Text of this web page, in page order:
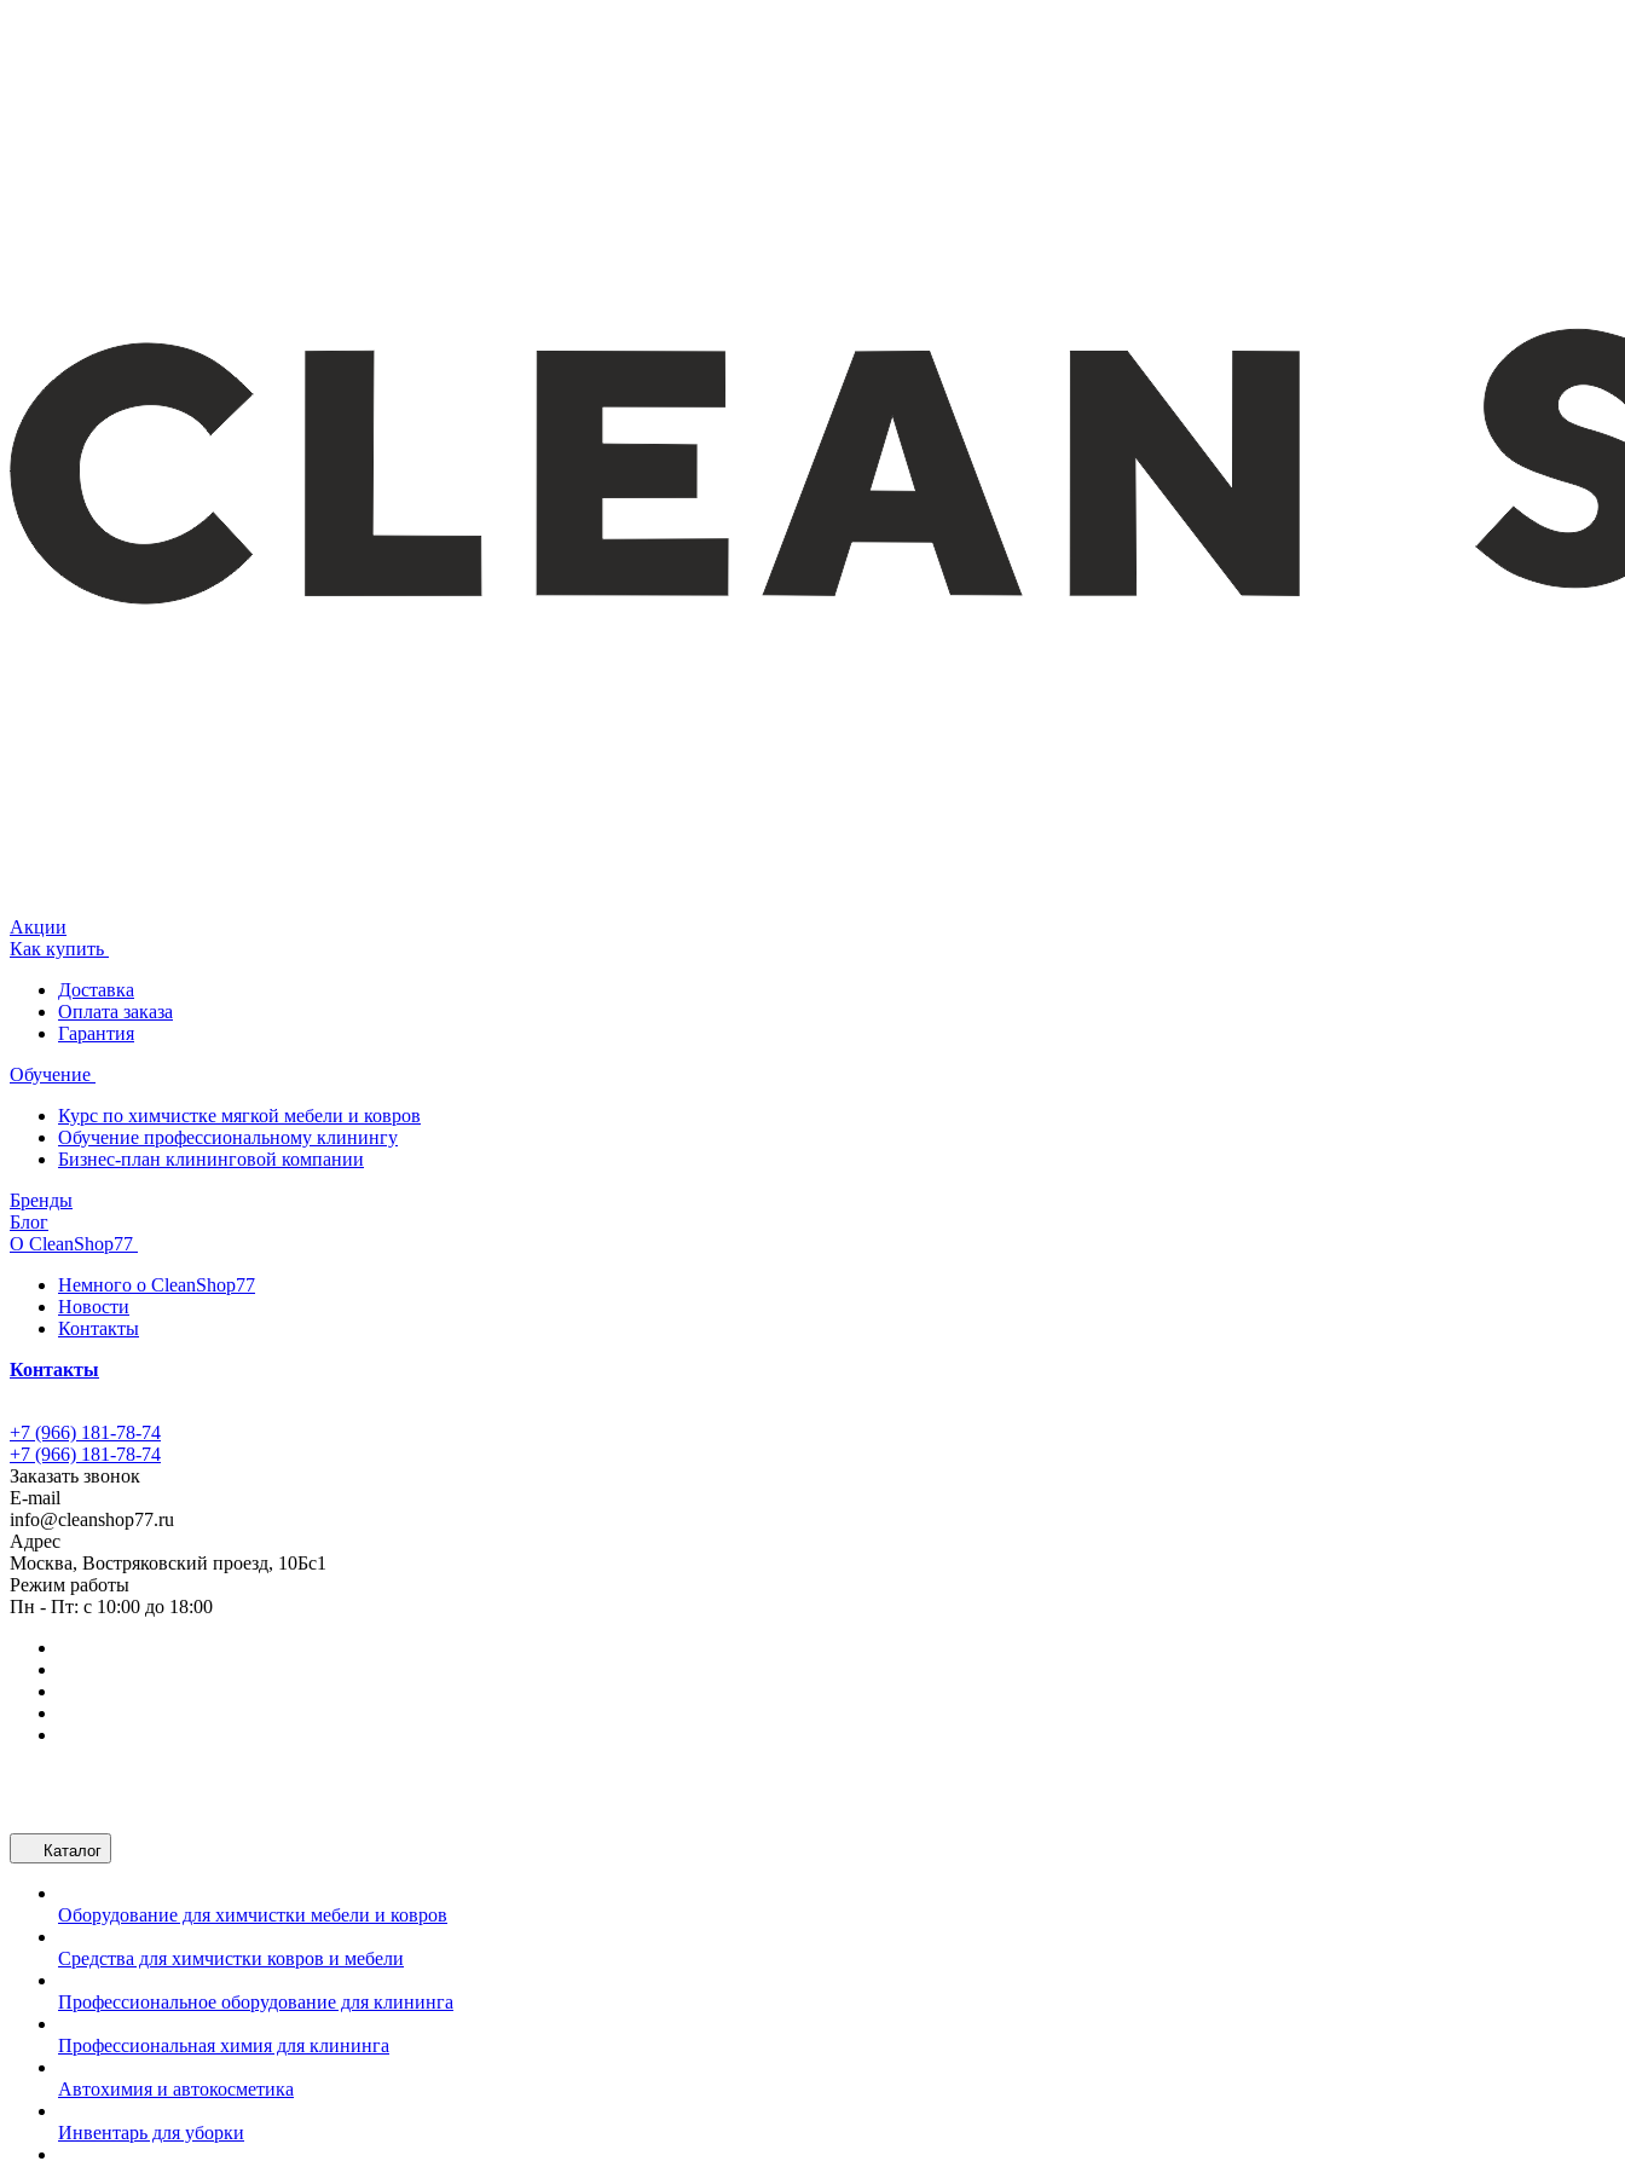
Акции
Как купить
Доставка
Оплата заказа
Гарантия
Обучение
Курс по химчистке мягкой мебели и ковров
Обучение профессиональному клинингу
Бизнес-план клининговой компании
Бренды
Блог
О CleanShop77
Немного о CleanShop77
Новости
Контакты
Контакты
+7 (966) 181-78-74
+7 (966) 181-78-74
Заказать звонок
E-mail
info@cleanshop77.ru
Адрес
Москва, Востряковский проезд, 10Бс1
Режим работы
Пн - Пт: с 10:00 до 18:00
Каталог
Оборудование для химчистки мебели и ковров
Средства для химчистки ковров и мебели
Профессиональное оборудование для клининга
Профессиональная химия для клининга
Автохимия и автокосметика
Инвентарь для уборки